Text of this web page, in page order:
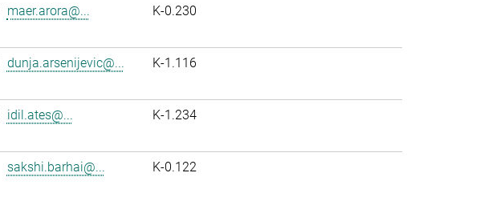
maer.arora@... K-0.230
dunja.arsenijevic@... K-1.116
idil.ates@... K-1.234
sakshi.barhai@... K-0.122